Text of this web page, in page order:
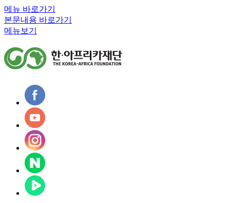
메뉴 바로가기
본문내용 바로가기
메뉴보기